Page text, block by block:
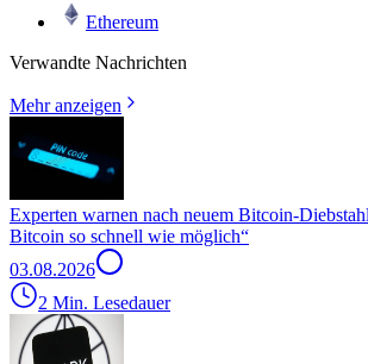
Ethereum
Verwandte Nachrichten
Mehr anzeigen
Experten warnen nach neuem Bitcoin-
Bitcoin so schnell wie möglich“
03.08.2026
2 Min. Lesedauer